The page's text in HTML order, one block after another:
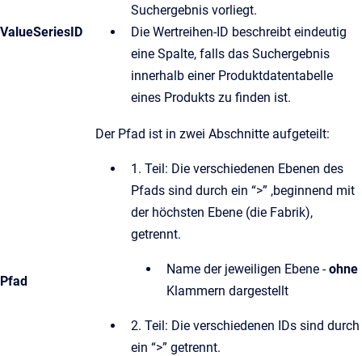
ValueSeriesID
Suchergebnis vorliegt.
Die Wertreihen-ID beschreibt eindeutig
eine Spalte, falls das Suchergebnis
innerhalb einer Produktdatentabelle
eines Produkts zu finden ist.
Pfad
Der Pfad ist in zwei Abschnitte aufgeteilt:
1. Teil: Die verschiedenen Ebenen des
Pfads sind durch ein “>” ,beginnend mit
der höchsten Ebene (die Fabrik),
getrennt.
Name der jeweiligen Ebene -ohne
Klammern dargestellt
2. Teil: Die verschiedenen IDs sind durch
ein “>” getrennt.